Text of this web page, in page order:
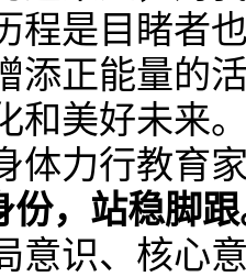
程是目睹者
添正能量的
和美好未来
体力行教育
份，站稳脚
意识、核心